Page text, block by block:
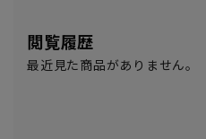
閲覧履歴
最近見た商品がありません。